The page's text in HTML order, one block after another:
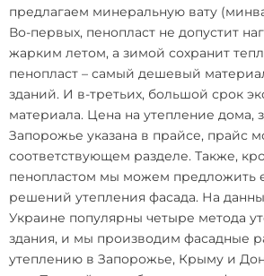
предлагаем минеральную вату
Во-первых, пенопласт не допустит
жарким летом, а зимой сохранит
пенопласт – самый дешевый
зданий. И в-третьих, большой срок
материала. Цена на утепление дома,
Запорожье указана в прайсе, прайс
соответствующем разделе. Также,
пенопластом мы можем предложить
решений утепления фасада. На
Украине популярны четыре метода
здания, и мы производим фасадные
утеплению в Запорожье, Крыму и